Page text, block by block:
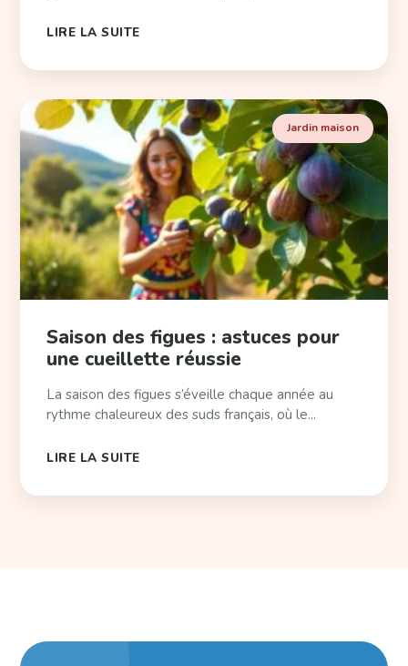
LIRE LA SUITE
Jardin maison
Saison des figues : astuces pour
une cueillette réussie
La saison des figues s’éveille chaque année au
rythme chaleureux des suds français, où le...
LIRE LA SUITE